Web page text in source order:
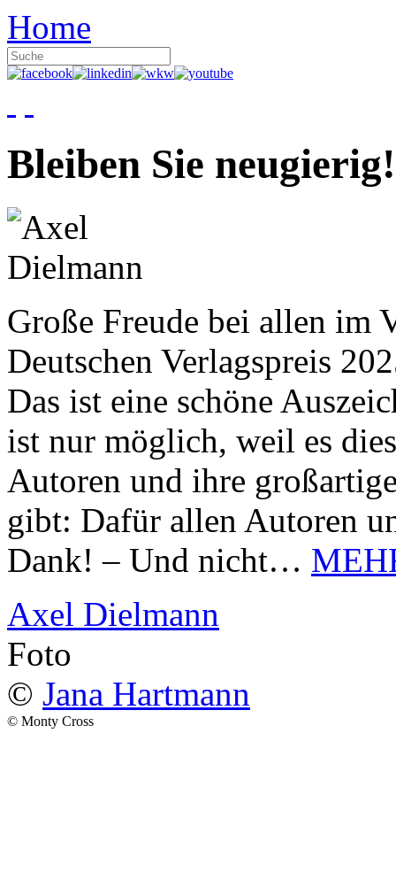
Home
Bleiben Sie neugierig!
Große Freude bei allen im
Deutschen Verlagspreis
Das ist eine schöne
ist nur möglich, weil es
Autoren und ihre
gibt: Dafür allen Autoren
Dank! – Und nicht…
Axel Dielmann
Foto
© Jana Hartmann
© Monty Cross